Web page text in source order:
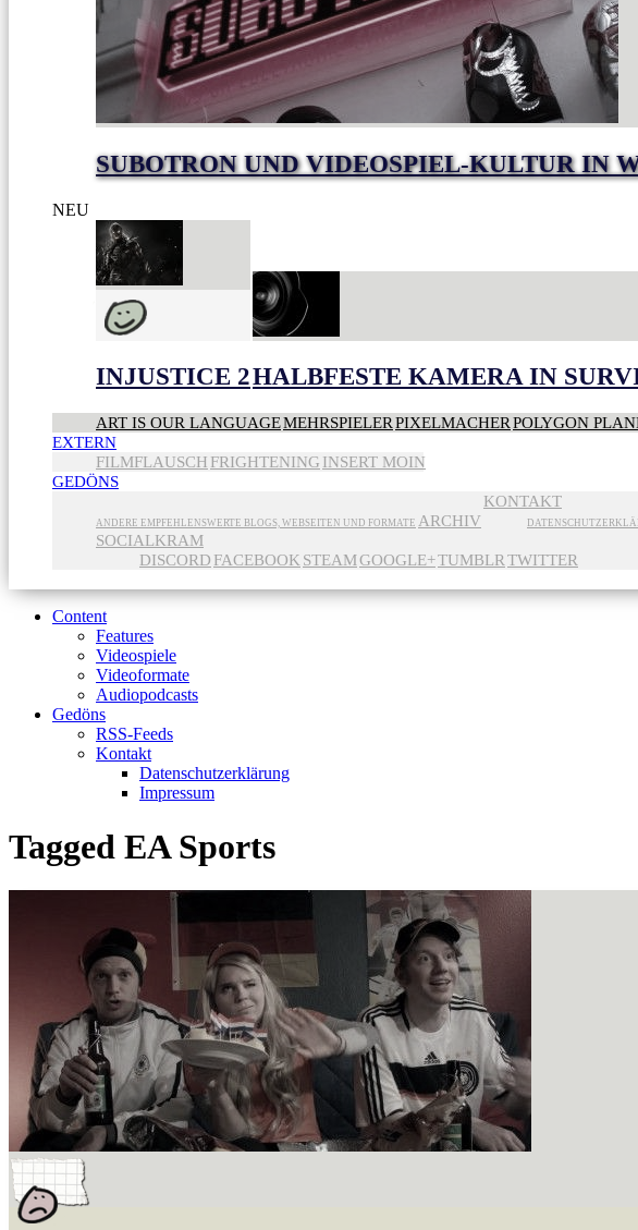
SUBOTRON UND VIDEOSPIEL-KULTUR IN
NEU
INJUSTICE 2HALBFESTE KAMERA IN
ART IS OUR LANGUAGEMEHRSPIELERPIXELMACHERPOLYGON
EXTERN
FILMFLAUSCH FRIGHTENING INSERT MOIN
GEDÖNS
ANDERE EMPFEHLENSWERTE BLOGS, WEBSEITEN UND FORMATE ARCHIV
KONTAKT
SOCIALKRAM
DISCORD FACEBOOK STEAMGOOGLE+TUMBLRTWITTER
Content
Features
Videospiele
Videoformate
Audiopodcasts
Gedöns
RSS-Feeds
Kontakt
Datenschutzerklärung
Impressum
Tagged EA Sports